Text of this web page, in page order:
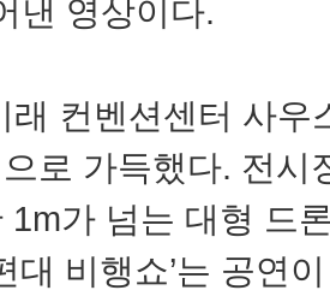
낸 영상이다.
래 컨벤션센터 사
로 가득했다. 전
1m가 넘는 대형 드
대 비행쇼’는 공연